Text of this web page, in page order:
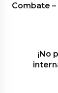
Combate –
¡No